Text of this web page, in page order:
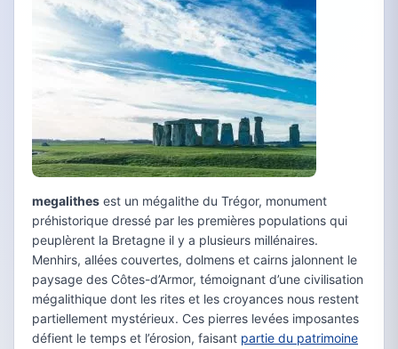
megalithes est un mégalithe du Trégor, monument
préhistorique dressé par les premières populations qui
peuplèrent la Bretagne il y a plusieurs millénaires.
Menhirs, allées couvertes, dolmens et cairns jalonnent le
paysage des Côtes-d’Armor, témoignant d’une civilisation
mégalithique dont les rites et les croyances nous restent
partiellement mystérieux. Ces pierres levées imposantes
défient le temps et l’érosion, faisant partie du patrimoine